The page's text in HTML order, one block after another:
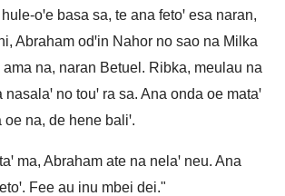
oꞌe basa sa, te ana fetoꞌ esa naran,
Abraham odꞌin Nahor no sao na Milka
na, naran Betuel. Ribka, meulau na
nasalaꞌ no touꞌ ra sa. Ana onda oe mataꞌ
oe na, de hene baliꞌ.
ma, Abraham ate na nelaꞌ neu. Ana
Fee au inu mbei dei."